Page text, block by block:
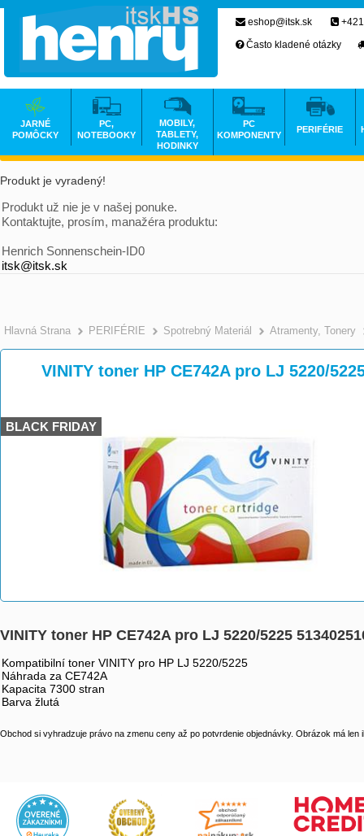
Produkt je vyradený!
Produkt už nie je v našej ponuke.
Kontaktujte, prosím, manažéra produktu:
Henrich Sonnenschein-ID0
itsk@itsk.sk
Hlavná Strana >
PERIFÉRIE >
Spotrebný Materiál >
Atramenty, Tonery
VINITY toner HP CE742A pro LJ 5220/
BLACK FRIDAY
VINITY toner HP CE742A pro LJ 5220/5225
Kompatibilní toner VINITY pro HP LJ 5220/5225
Náhrada za CE742A
Kapacita 7300 stran
Barva žlutá
Obchod si vyhradzuje právo na zmenu ceny až po potvrdenie objednávky. Obrázok má len
eshop@itsk.sk
Často kladené otázky
JARNÉ
POMÔCKY
PC,
NOTEBOOKY
MOBILY,
TABLETY,
HODINKY
PC
KOMPONENTY
PERIFÉRIE